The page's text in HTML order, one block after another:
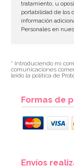
tratamiento, u
portabilidad de los
información
Personales en
* Introduciendo mi
comunicaciones
leído la política de
Formas de
Envíos